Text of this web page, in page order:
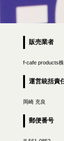
販売業者
f-cafe products
運営統括責
岡崎 充良
郵便番号